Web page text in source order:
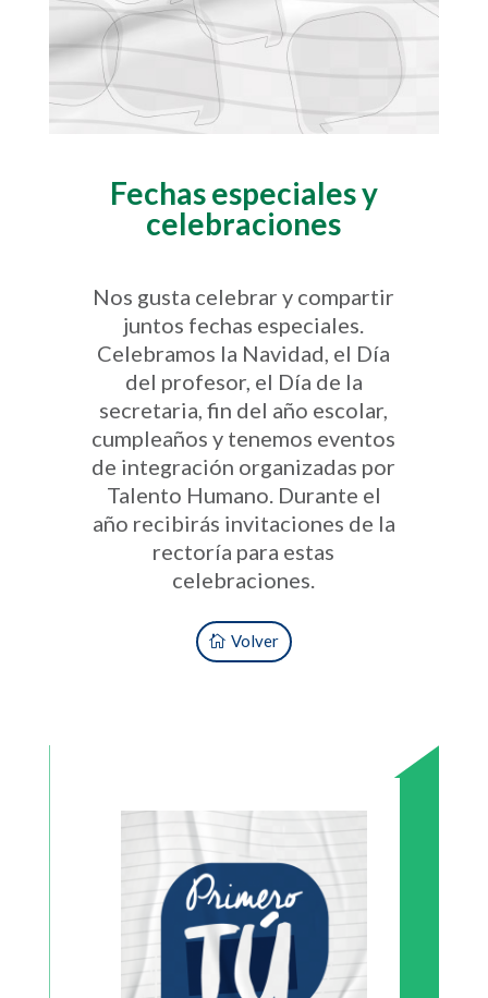
Fechas especiales y
celebraciones
Nos gusta celebrar y compartir
juntos fechas especiales.
Celebramos la Navidad, el Día
del profesor, el Día de la
secretaria, fin del año escolar,
cumpleaños y tenemos eventos
de integración organizadas por
Talento Humano. Durante el
año recibirás invitaciones de la
rectoría para estas
celebraciones.
Volver